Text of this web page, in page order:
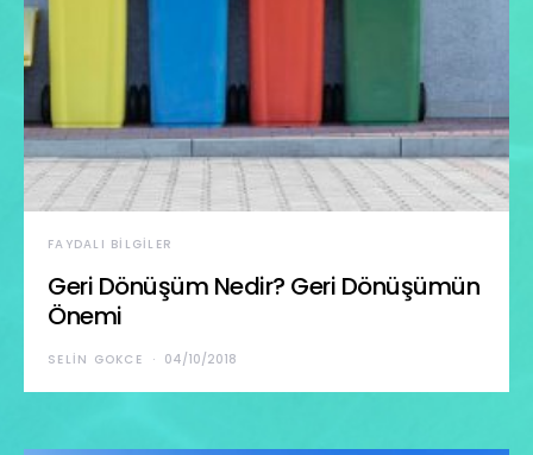
FAYDALI BILGILER
Geri Dönüşüm Nedir? Geri Dönüşümün
Önemi
SELIN GOKCE 04/10/2018